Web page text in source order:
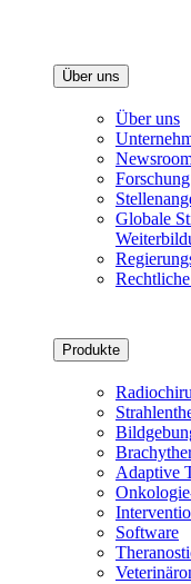
Über uns
Über uns
Forschung
Globale
Produkte
Adaptive
Software